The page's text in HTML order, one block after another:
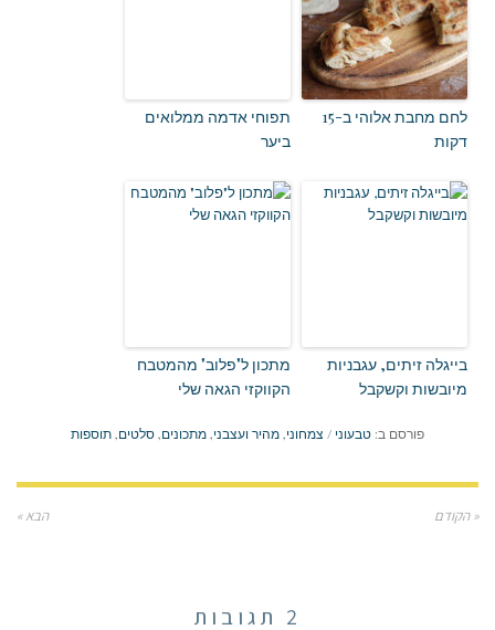
לחם מחבת אלוהי ב-15
דקות
תפוחי אדמה ממלואים
ביער
בייגלה זיתים, עגבניות
מיובשות וקשקבל
מתכון ל"פלוב" מהמטבח
הקווקזי הגאה שלי
פורסם ב: טבעוני / צמחוני,מהיר ועצבני,מתכונים,סלטים,תוספות
« הקודם הבא »
2 תגובות